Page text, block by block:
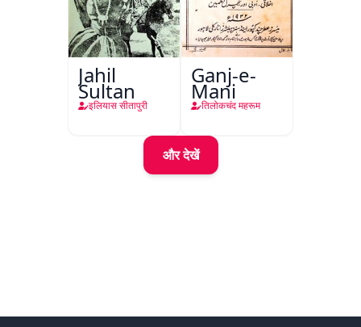
Jahil
Sultan
इलियास सीतापुरी
Ganj-e-
Mani
तिलोकचंद महरूम
और देखें